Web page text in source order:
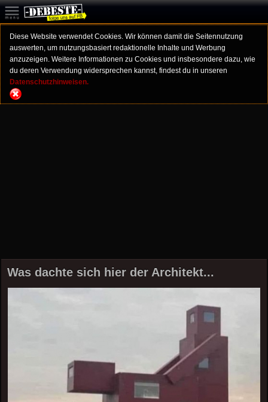
Diese Website verwendet Cookies. Wir können damit die Seitennutzung
auswerten, um nutzungsbasiert redaktionelle Inhalte und Werbung
anzuzeigen. Weitere Informationen zu Cookies und insbesondere dazu, wie
du deren Verwendung widersprechen kannst, findest du in unseren
Datenschutzhinweisen.
Was dachte sich hier der Architekt...